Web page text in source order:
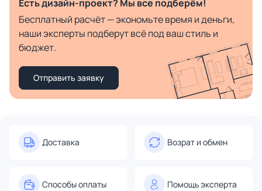
Есть дизайн-проект? Мы все подберём!
Бесплатный расчёт — экономьте время и деньги,
наши эксперты подберут всё под ваш стиль и
бюджет.
Отправить заявку
Доставка Возрат и обмен
Способы оплаты Помощь эксперта